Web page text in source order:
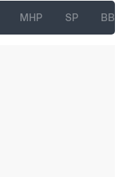
MHP SP BBP